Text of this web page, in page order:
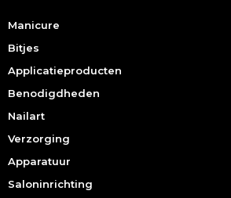
Manicure
Bitjes
Applicatieproducten
Benodigdheden
Nailart
Verzorging
Apparatuur
Saloninrichting